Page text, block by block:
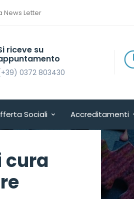
News Letter
riceve su
0372 803430
Sociali Accreditamenti
cura